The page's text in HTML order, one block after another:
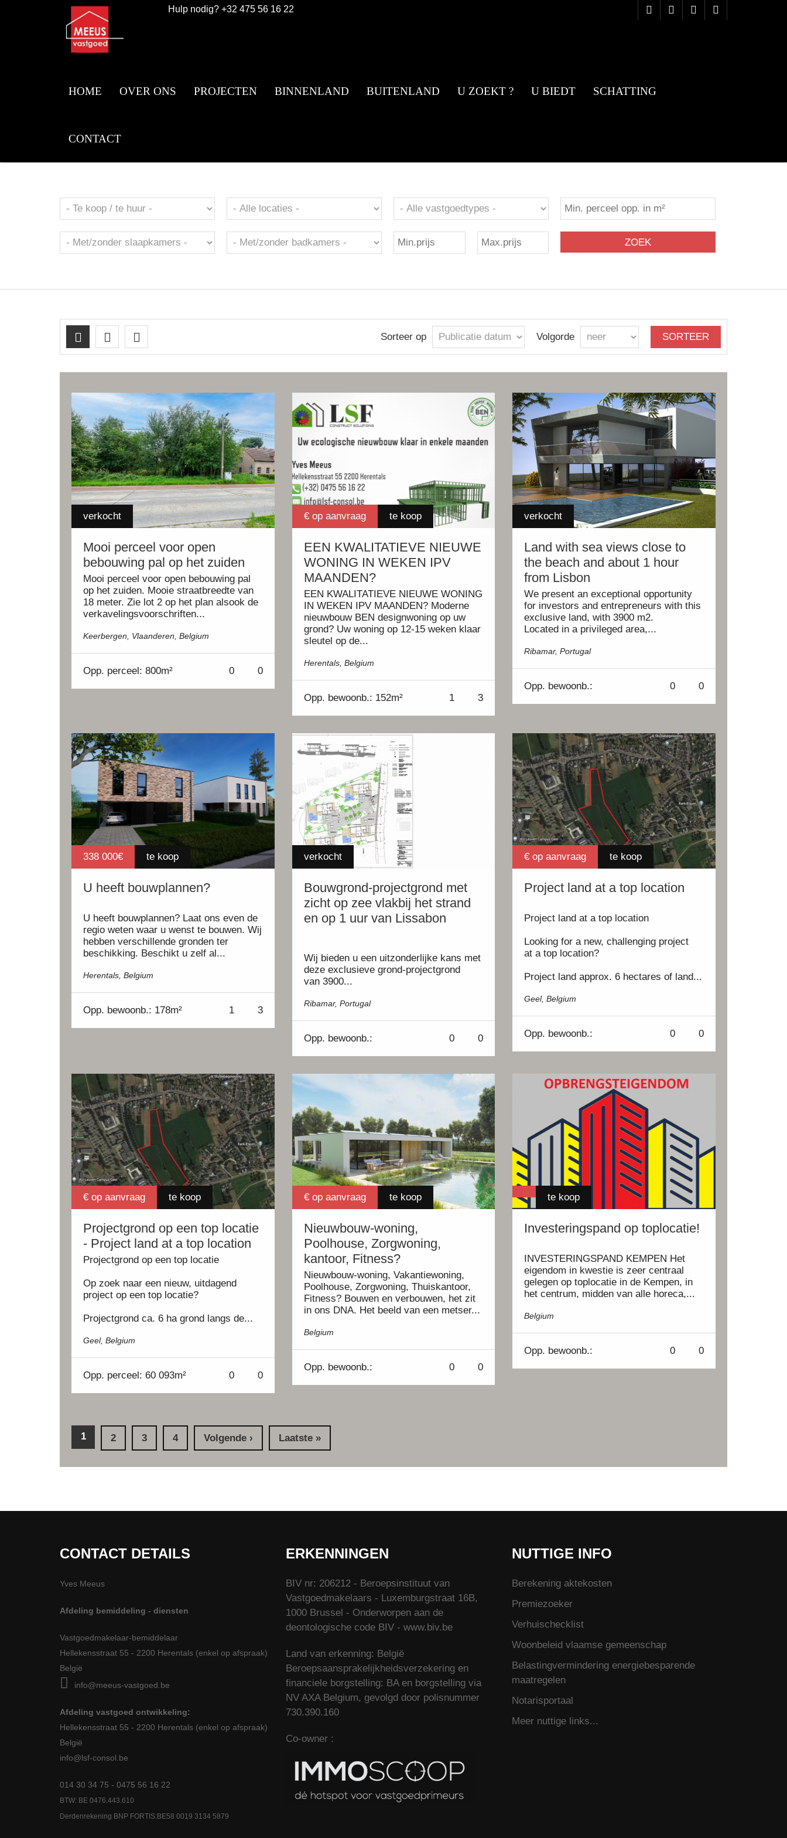
Overslaan en naar de inhoud gaan Hulp nodig? +32 475 56 16 22
HOME OVER ONS PROJECTEN BINNENLAND BUITENLAND U ZOEKT ? U BIEDT SCHATTING
CONTACT
Sorteer op Volgorde
verkocht
Mooi perceel voor open
bebouwing pal op het zuiden
Mooi perceel voor open bebouwing pal
op het zuiden. Mooie straatbreedte van
18 meter. Zie lot 2 op het plan alsook de
verkavelingsvoorschriften...
Keerbergen, Vlaanderen, Belgium
Opp. perceel: 800m² 0
0
€ op aanvraag te koop
EEN KWALITATIEVE NIEUWE
WONING IN WEKEN IPV
MAANDEN?
EEN KWALITATIEVE NIEUWE WONING
IN WEKEN IPV MAANDEN? Moderne
nieuwbouw BEN designwoning op uw
grond? Uw woning op 12-15 weken klaar
sleutel op de...
Herentals, Belgium
Opp. bewoonb.: 152m² 3
1
verkocht
Land with sea views close to
the beach and about 1 hour
from Lisbon
We present an exceptional opportunity
for investors and entrepreneurs with this
exclusive land, with 3900 m2.
Located in a privileged area,...
Ribamar, Portugal
Opp. bewoonb.: 0
0
338 000€ te koop
U heeft bouwplannen?
U heeft bouwplannen? Laat ons even de
regio weten waar u wenst te bouwen. Wij
hebben verschillende gronden ter
beschikking. Beschikt u zelf al...
Herentals, Belgium
Opp. bewoonb.: 178m² 3
1
verkocht
Bouwgrond-projectgrond met
zicht op zee vlakbij het strand
en op 1 uur van Lissabon
Wij bieden u een uitzonderlijke kans met
deze exclusieve grond-projectgrond
van 3900...
Ribamar, Portugal
Opp. bewoonb.: 0
0
€ op aanvraag te koop
Project land at a top location
Project land at a top location
Looking for a new, challenging project
at a top location?
Project land approx. 6 hectares of land...
Geel, Belgium
Opp. bewoonb.: 0
0
€ op aanvraag te koop
Projectgrond op een top locatie
- Project land at a top location
Projectgrond op een top locatie
Op zoek naar een nieuw, uitdagend
project op een top locatie?
Projectgrond ca. 6 ha grond langs de...
Geel, Belgium
Opp. perceel: 60 093m² 0
0
€ op aanvraag te koop
Nieuwbouw-woning,
Poolhouse, Zorgwoning,
kantoor, Fitness?
Nieuwbouw-woning, Vakantiewoning,
Poolhouse, Zorgwoning, Thuiskantoor,
Fitness? Bouwen en verbouwen, het zit
in ons DNA. Het beeld van een metser...
Belgium
Opp. bewoonb.: 0
0
te koop
Investeringspand op toplocatie!
INVESTERINGSPAND KEMPEN Het
eigendom in kwestie is zeer centraal
gelegen op toplocatie in de Kempen, in
het centrum, midden van alle horeca,...
Belgium
Opp. bewoonb.: 0
0
1 2 3 4 Volgende › Laatste »
CONTACT DETAILS
Yves Meeus
Afdeling bemiddeling - diensten
Vastgoedmakelaar-bemiddelaar
Hellekensstraat 55 - 2200 Herentals (enkel op afspraak)
België
info@meeus-vastgoed.be
Afdeling vastgoed ontwikkeling:
Hellekensstraat 55 - 2200 Herentals (enkel op afspraak)
België
info@lsf-consol.be
014 30 34 75 - 0475 56 16 22
BTW: BE 0476.443.610
Derdenrekening BNP FORTIS:BE58 0019 3134 5879
ERKENNINGEN
BIV nr: 206212 - Beroepsinstituut van
Vastgoedmakelaars - Luxemburgstraat 16B,
1000 Brussel - Onderworpen aan de
deontologische code BIV -www.biv.be
Land van erkenning: België
Beroepsaansprakelijkheidsverzekering en
financiele borgstelling: BA en borgstelling via
NV AXA Belgium, gevolgd door polisnummer
730.390.160
Co-owner :
NUTTIGE INFO
Berekening aktekosten
Premiezoeker
Verhuischecklist
Woonbeleid vlaamse gemeenschap
Belastingvermindering energiebesparende
maatregelen
Notarisportaal
Meer nuttige links...